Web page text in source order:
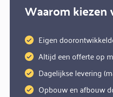
Waarom kiezen
Eigen
Altijd een offerte op
Dagelijkse levering
Opbouw en afbouw